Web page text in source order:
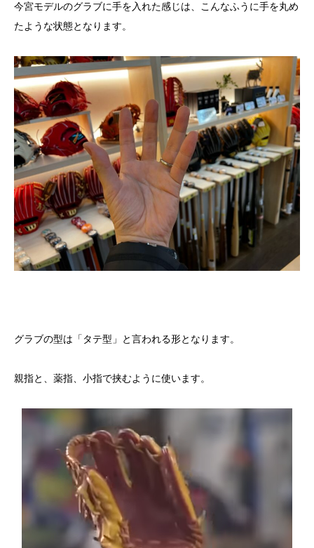
今宮モデルのグラブに手を入れた感じは、こんなふうに手を丸め
たような状態となります。
グラブの型は「タテ型」と言われる形となります。
親指と、薬指、小指で挟むように使います。